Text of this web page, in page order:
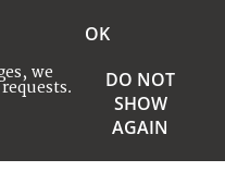
we
OK
DO NOT
SHOW
AGAIN